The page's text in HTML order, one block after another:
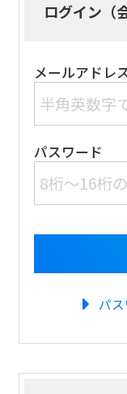
ログイン（
メールアドレ
パスワード
パ